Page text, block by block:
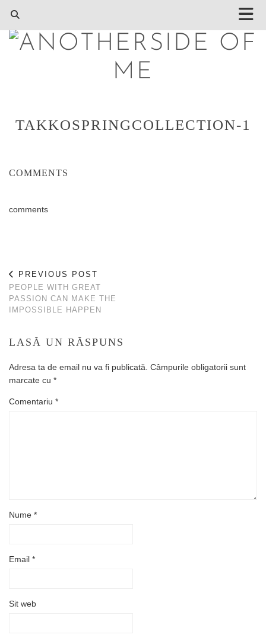
TAKKOSPRINGCOLLECTION-1
COMMENTS
comments
PREVIOUS POST
PEOPLE WITH GREAT
PASSION CAN MAKE THE
IMPOSSIBLE HAPPEN
LASĂ UN RĂSPUNS
Adresa ta de email nu va fi publicată. Câmpurile obligatorii sunt
marcate cu *
Comentariu *
Nume *
Email *
Sit web